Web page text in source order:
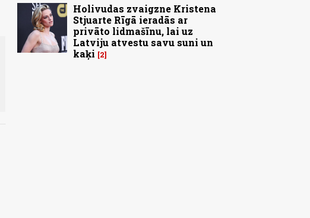
Holivudas zvaigzne Kristena
Stjuarte Rīgā ieradās ar
privāto lidmašīnu, lai uz
Latviju atvestu savu suni un
kaķi
2